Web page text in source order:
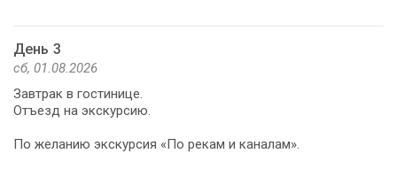
День 3
сб, 01.08.2026
Завтрак в гостинице.
Отъезд на экскурсию.
По желанию экскурсия «По рекам и каналам».